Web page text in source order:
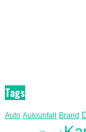
Tags
Auto Autounfall Brand